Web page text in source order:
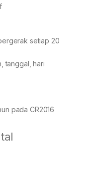
setiap 20
tanggal, hari
pada CR2016